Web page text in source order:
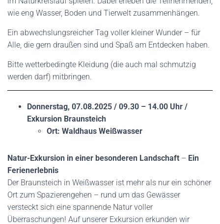
wie eng Wasser, Boden und Tierwelt zusammenhängen.
Ein abwechslungsreicher Tag voller kleiner Wunder – für
Alle, die gern draußen sind und Spaß am Entdecken haben.
Bitte wetterbedingte Kleidung (die auch mal schmutzig
werden darf) mitbringen.
Donnerstag, 07.08.2025 / 09.30 – 14.00 Uhr /
Exkursion Braunsteich
Ort: Waldhaus Weißwasser
Natur-Exkursion in einer besonderen Landschaft – Ein
Ferienerlebnis
Der Braunsteich in Weißwasser ist mehr als nur ein schöner
Ort zum Spazierengehen – rund um das Gewässer
versteckt sich eine spannende Natur voller
Überraschungen! Auf unserer Exkursion erkunden wir